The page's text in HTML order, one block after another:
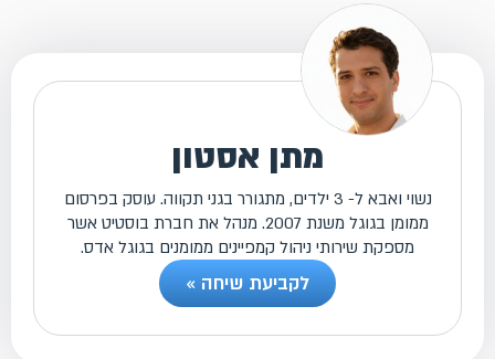
מתן אסטון
נשוי ואבא ל- 3 ילדים, מתגורר בגני תקווה. עוסק בפרסום
ממומן בגוגל משנת 2007. מנהל את חברת בוסטיט אשר
מספקת שירותי ניהול קמפיינים ממומנים בגוגל אדס.
לקביעת שיחה »